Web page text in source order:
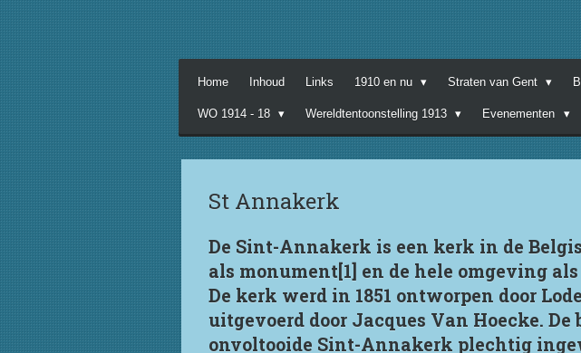
Home Inhoud Links 1910 en nu Straten van Gent
WO 1914 - 18 Wereldtentoonstelling 1913 Evenementen
St Annakerk
De Sint-Annakerk is een kerk in de
als monument[1] en de hele omgeving
De kerk werd in 1851 ontworpen door
uitgevoerd door Jacques Van Hoecke. De
onvoltooide Sint-Annakerk plechtig